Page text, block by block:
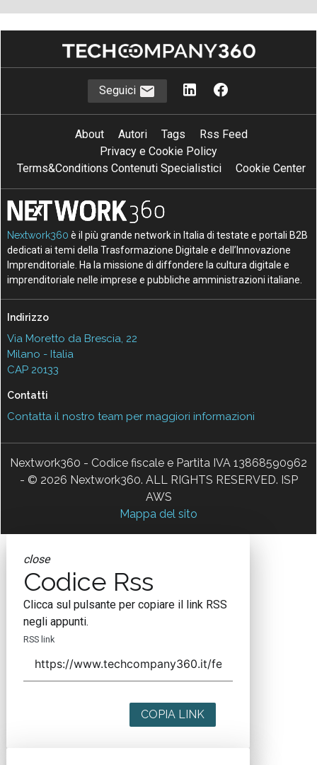
Seguici
About Autori Tags
Rss Feed
Privacy e Cookie Policy
Terms&Conditions Contenuti Specialistici
Cookie Center
Nextwork360 è il più grande network in Italia di testate e portali B2B
dedicati ai temi della Trasformazione Digitale e dell’Innovazione
Imprenditoriale. Ha la missione di diffondere la cultura digitale e
imprenditoriale nelle imprese e pubbliche amministrazioni italiane.
Indirizzo
Via Moretto da Brescia, 22
Milano - Italia
CAP 20133
Contatti
Contatta il nostro team per maggiori informazioni
Nextwork360 - Codice fiscale e Partita IVA 13868590962
- © 2026 Nextwork360. ALL RIGHTS RESERVED. ISP
AWS
Mappa del sito
close
Codice Rss
Clicca sul pulsante per copiare il link RSS
negli appunti.
RSS link
COPIA LINK